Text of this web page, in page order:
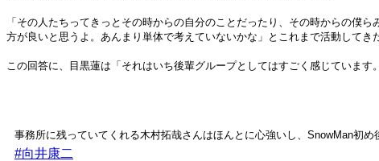
「その人たちってきっとその時からの自分のことだったり、その時からの僕
方が良いと思うよ。あんまり単体で考えていないかな」とこれまで活動して
この回答に、目黒蓮は「それはいち後輩グループとしてはすごく感じていま
事務所に残っていてくれる木村拓哉さんはほんとに心強いし、SnowMan初
#向井康二